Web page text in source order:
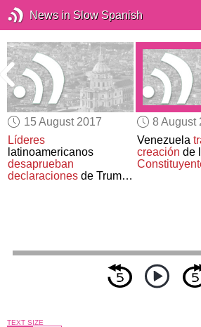
News in Slow Spanish
15 August 2017
Líderes
latinoamericanos
desaprueban
declaraciones de Trump
8 August
Venezuela
creación de
TEXT SIZE